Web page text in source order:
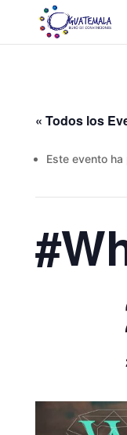
« Todos los
Este evento ha